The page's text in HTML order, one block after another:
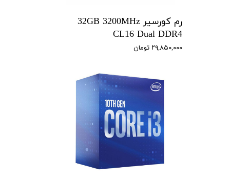
رم کورسیر 32GB 3200MHz
CL16 Dual DDR4
۲۹,۸۵۰,۰۰۰ تومان